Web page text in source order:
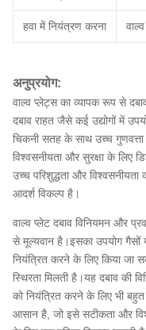
हवा में नियंत्रण करना
अनुप्रयोग:
वाल्व प्लेट्स का व्यापक रूप से
दबाव राहत जैसे कई उद्योगों में
चिकनी सतह के साथ उच्च
विश्वसनीयता और सुरक्षा के लिए
उच्च परिशुद्धता और
आदर्श विकल्प है।
वाल्व प्लेट दबाव विनियमन और
से मूल्यवान है।इसका उपयोग गैसों
नियंत्रित करने के लिए किया जा
स्थिरता मिलती है।यह दबाव की
को नियंत्रित करने के लिए भी
आसान है, जो इसे सटीकता और